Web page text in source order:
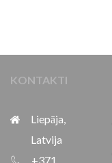
KONTAKTI
Liepāja,
Latvija
+371